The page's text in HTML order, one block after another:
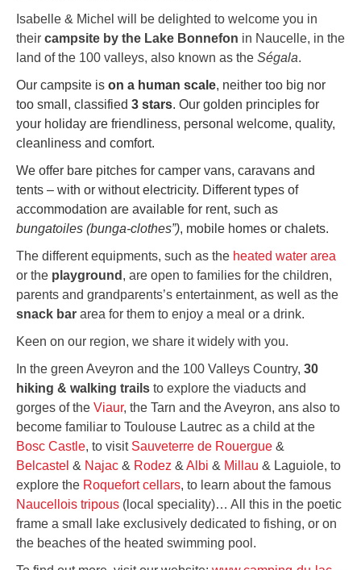
Isabelle & Michel will be delighted to welcome you in
their campsite by the Lake Bonnefon in Naucelle, in the
land of the 100 valleys, also known as the Ségala.
Our campsite is on a human scale, neither too big nor
too small, classified 3 stars. Our golden principles for
your holiday are friendliness, personal welcome, quality,
cleanliness and comfort.
We offer bare pitches for camper vans, caravans and
tents – with or without electricity. Different types of
accommodation are available for rent, such as
bungatoiles (bunga-clothes”), mobile homes or chalets.
The different equipments, such as the heated water area
or the playground , are open to families for the children,
parents and grandparents’s entertainment, as well as the
snack bar area for them to enjoy a meal or a drink.
Keen on our region, we share it widely with you.
In the green Aveyron and the 100 Valleys Country, 30
hiking & walking trails to explore the viaducts and
gorges of the Viaur, the Tarn and the Aveyron, ans also to
become familiar to Toulouse Lautrec as a child at the
Bosc Castle, to visit Sauveterre de Rouergue &
Belcastel & Najac & Rodez & Albi & Millau & Laguiole, to
explore the Roquefort cellars, to learn about the famous
Naucellois tripous (local speciality)… All this in the poetic
frame a small lake exclusively dedicated to fishing, or on
the beaches of the heated swimming pool.